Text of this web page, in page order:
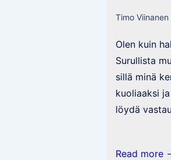
Timo Viinanen
Olen kuin
Surullista
sillä minä
kuoliaaksi
löydä
Ai
Read more